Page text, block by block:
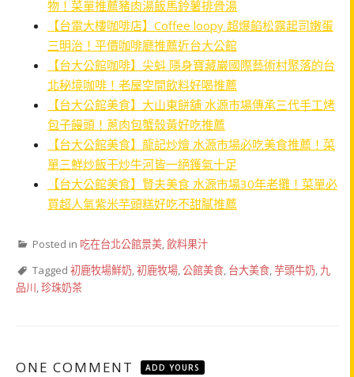
物！菜單推薦豬肉湯飯馬鈴薯排骨湯
【台電大樓咖啡店】Coffee loopy 超爆餡松露起司嫩蛋
三明治！平價咖啡廳推薦近台大公館
【台大公館咖啡】尖蚪 隱身寶藏巖國際藝術村聚落的台
北秘境咖啡！老屋空間飲料好喝推薦
【台大公館美食】大山東餅舖 水源市場傳承三代手工烤
包子饅頭！蔥肉包蟹殼黃好吃推薦
【台大公館美食】龍記炒燴 水源市場必吃美食推薦！菜
單三鮮炒飯干炒牛河皆一絕鑊氣十足
【台大公館美食】賢夫美食 水源市場30年老攤！菜單必
買超人氣紫米芋頭糕好吃不甜膩推薦
Posted in 吃在台北公館景美,飲料果汁
Tagged 初鹿牧場鮮奶,初鹿牧場,公館美食, 台大美食,芋頭牛奶, 九
品川,珍珠奶茶
ONE COMMENT ADD YOURS